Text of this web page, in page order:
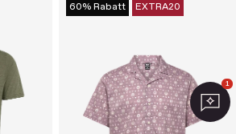
60% Rabatt EXTRA20
1